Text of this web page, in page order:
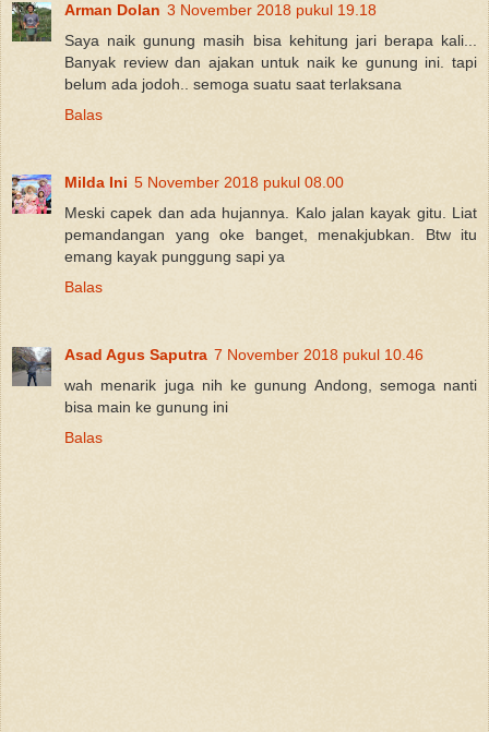
Arman Dolan 3 November 2018 pukul 19.18
Saya naik gunung masih bisa kehitung jari berapa kali...
Banyak review dan ajakan untuk naik ke gunung ini. tapi
belum ada jodoh.. semoga suatu saat terlaksana
Balas
Milda Ini 5 November 2018 pukul 08.00
Meski capek dan ada hujannya. Kalo jalan kayak gitu. Liat
pemandangan yang oke banget, menakjubkan. Btw itu
emang kayak punggung sapi ya
Balas
Asad Agus Saputra 7 November 2018 pukul 10.46
wah menarik juga nih ke gunung Andong, semoga nanti
bisa main ke gunung ini
Balas